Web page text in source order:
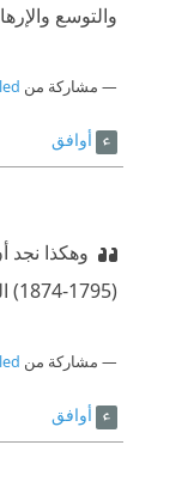
والتوسع
مشاركة من
أوافق
وهكذا نجد
(1795-1874) الذي اقترح تأسيس جماعة لشراء الأراضي ولمساعدة اليهود في العالم كله على الاستيطان في فلسطين
مشاركة من
أوافق